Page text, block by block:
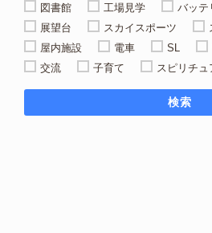
図書館
工場見学 バッテ
展望台
スカイスポーツ
屋内施設
電車 SL
交流
子育て スピリチュ
検索